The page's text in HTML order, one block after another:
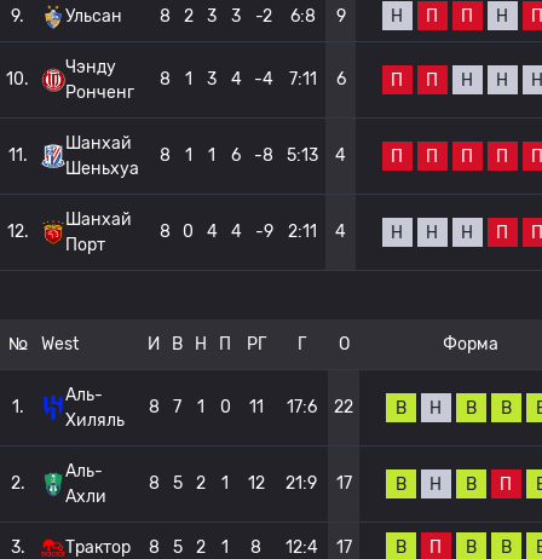
9. Ульсан 8 2 3 3 -2 6:8 9 Н П П Н П
10.
Чэнду
Ронченг
8 1 3 4 -4 7:11 6 П П Н Н Н
11.
Шанхай
Шеньхуа
8 1 1 6 -8 5:13 4 П П П П П
12.
Шанхай
Порт
8 0 4 4 -9 2:11 4 Н Н Н П П
№ West И В Н П РГ Г О Форма
1.
Аль-
Хиляль
8 7 1 0 11 17:6 22 В Н В В
2.
Аль-
Ахли
8 5 2 1 12 21:9 17 В Н В П
3. Трактор 8 5 2 1 8 12:4 17 В П В В